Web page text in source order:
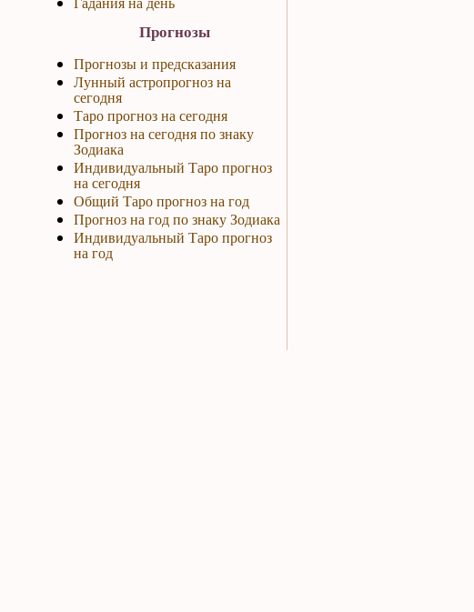
Прогнозы
Прогнозы и предсказания
Лунный астропрогноз на
сегодня
Таро прогноз на сегодня
Прогноз на сегодня по знаку
Зодиака
Индивидуальный Таро прогноз
на сегодня
Общий Таро прогноз на год
Прогноз на год по знаку Зодиака
Индивидуальный Таро прогноз
на год